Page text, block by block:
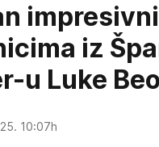
iz
u Luke
10:07h